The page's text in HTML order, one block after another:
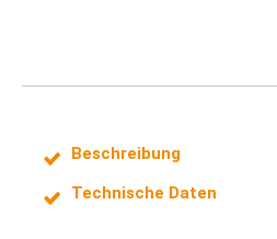
Beschreibung
Technische Daten